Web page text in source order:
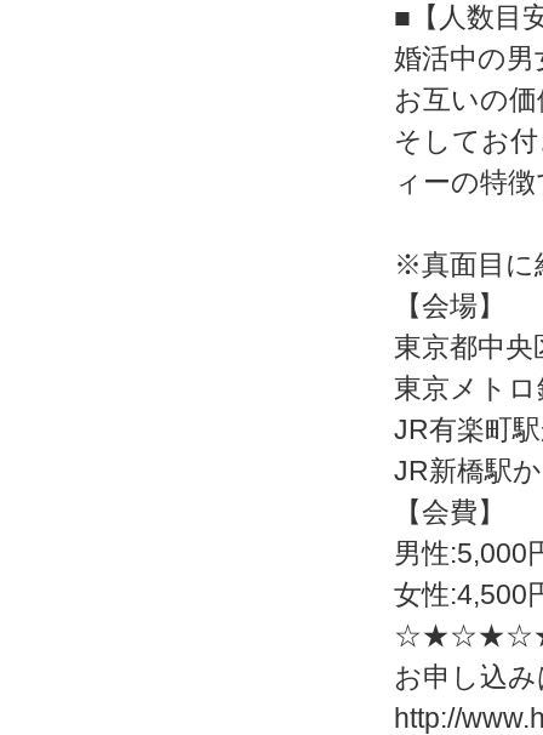
■【人数目
婚活中の
お互いの
そしてお
ィーの特
※真面目に
【会場】
東京都中
東京メト
JR有楽町
JR新橋駅
【会費】
男性:5,000
女性:4,500
お申し込
http://